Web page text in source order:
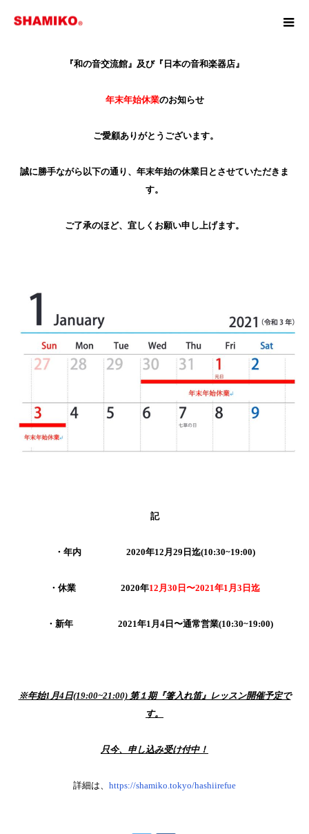
『和の音交流館』及び『日本の音和楽器店』
年末年始休業のお知らせ
ご愛顧ありがとうございます。
誠に勝手ながら以下の通り、年末年始の休業日とさせていただきま
す。
ご了承のほど、宜しくお願い申し上げます。
記
・年内 2020年12月29日迄(10:30~19:00)
・休業 2020年12月30日〜2021年1月3日迄
・新年 2021年1月4日〜通常営業(10:30~19:00)
※年始1月4日(19:00~21:00) 第１期『箸入れ笛』レッスン開催予定で
す。
只今、申し込み受け付中！
詳細は、 https://shamiko.tokyo/hashiirefue